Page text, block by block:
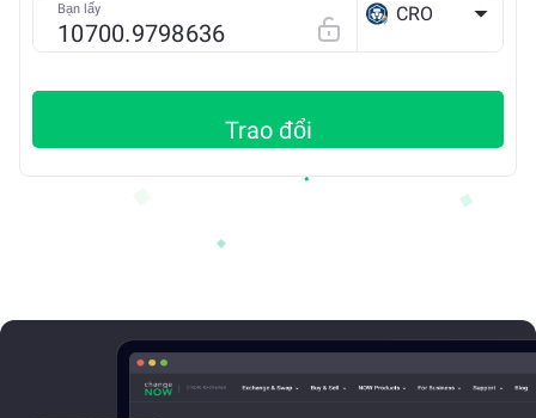
Bạn lấy CRO
Trao đổi